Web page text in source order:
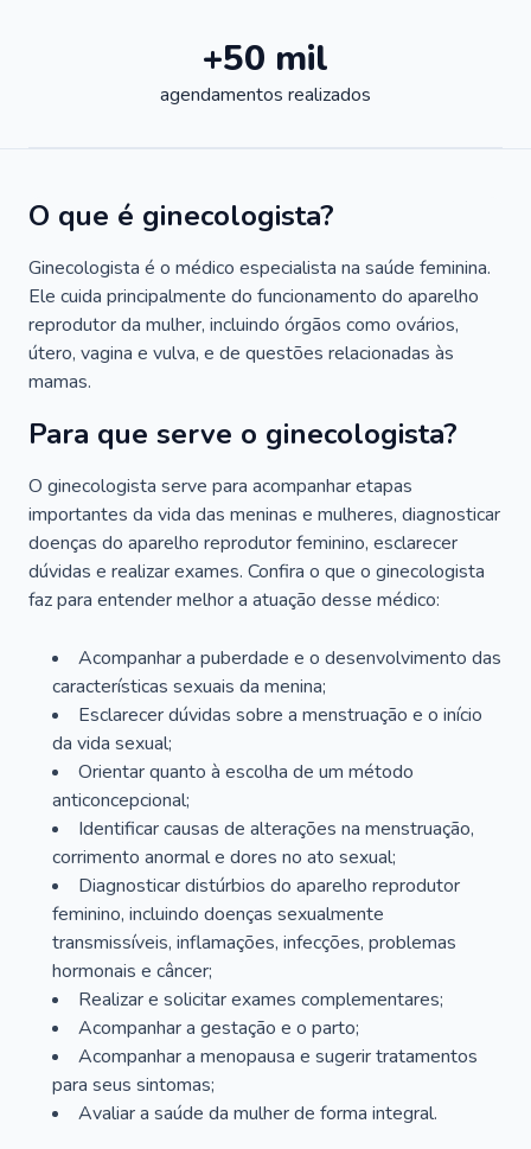
+50 mil
agendamentos realizados
O que é ginecologista?
Ginecologista é o médico especialista na saúde feminina.
Ele cuida principalmente do funcionamento do aparelho
reprodutor da mulher, incluindo órgãos como ovários,
útero, vagina e vulva, e de questões relacionadas às
mamas.
Para que serve o ginecologista?
O ginecologista serve para acompanhar etapas
importantes da vida das meninas e mulheres, diagnosticar
doenças do aparelho reprodutor feminino, esclarecer
dúvidas e realizar exames. Confira o que o ginecologista
faz para entender melhor a atuação desse médico:
Acompanhar a puberdade e o desenvolvimento das
características sexuais da menina;
Esclarecer dúvidas sobre a menstruação e o início
da vida sexual;
Orientar quanto à escolha de um método
anticoncepcional;
Identificar causas de alterações na menstruação,
corrimento anormal e dores no ato sexual;
Diagnosticar distúrbios do aparelho reprodutor
feminino, incluindo doenças sexualmente
transmissíveis, inflamações, infecções, problemas
hormonais e câncer;
Realizar e solicitar exames complementares;
Acompanhar a gestação e o parto;
Acompanhar a menopausa e sugerir tratamentos
para seus sintomas;
Avaliar a saúde da mulher de forma integral.